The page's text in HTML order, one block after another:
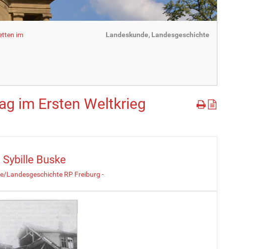
im
Landeskunde, Landesgeschichte
im Ersten Weltkrieg
Buske
Landesgeschichte RP Freiburg -